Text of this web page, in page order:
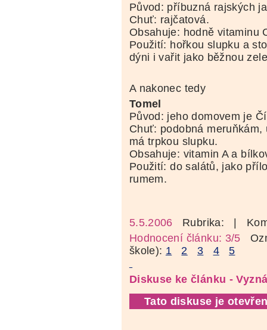
Původ: příbuzná rajských
Chuť: rajčatová.
Obsahuje: hodně vitaminu
Použití: hořkou slupku a
dýni i vařit jako běžnou
A nakonec tedy
Tomel
Původ: jeho domovem je
Chuť: podobná
má trpkou slupku.
Obsahuje: vitamin A a
Použití: do salátů, jako
rumem.
5.5.2006 Rubrika:
|
Hodnocení článku: 3/5
škole): 1 2 3 4 5
Diskuse ke článku -
Tato diskuse je